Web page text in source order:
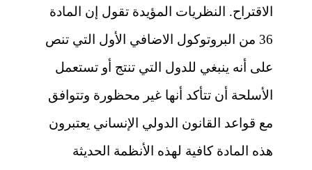
الاقتراح. النظريات المؤيدة تقول إن المادة
36 من البروتوكول الاضافي الأول التي تنص
على أنه ينبغي للدول التي تنتج أو تستعمل
الأسلحة أن تتأكد أنها غير محظورة وتتوافق
مع قواعد القانون الدولي الإنساني يعتبرون
هذه المادة كافية لهذه الأنظمة الحديثة